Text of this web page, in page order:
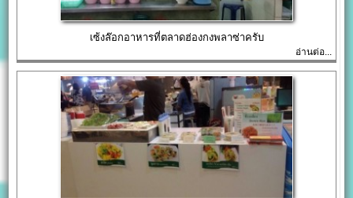
เซ้งล๊อกอาหารที่ตลาดฮ่องกงพลาซ่าครับ
อ่านต่อ...